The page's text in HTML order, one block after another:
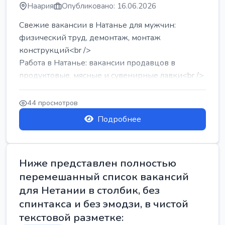
Наария Опубликовано: 16.06.2026
Свежие вакансии в Натанье для мужчин:
физический труд, демонтаж, монтаж
конструкций<br />
Работа в Натанье: вакансии продавцов в
продуктовые, мясные и сувенирные лавки<br />
Разнорабочий на сборку м...
44 просмотров
Подробнее
Ниже представлен полностью
перемешанный список вакансий
для Нетании в столбик, без
спинтакса и без эмодзи, в чистой
текстовой разметке: